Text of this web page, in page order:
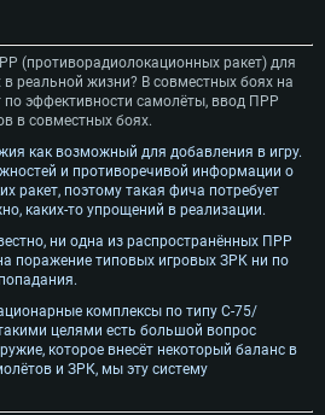
(противорадиолокационных ракет) для
реальной жизни? В совместных боях на
по эффективности самолёты, ввод ПРР
в совместных боях.
как возможный для добавления в игру.
и противоречивой информации о
ракет, поэтому такая фича потребует
каких-то упрощений в реализации.
ни одна из распространённых ПРР
поражение типовых игровых ЗРК ни по
комплексы по типу С-75/
целями есть большой вопрос
которое внесёт некоторый баланс в
и ЗРК, мы эту систему